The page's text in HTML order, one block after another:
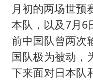
月初的两场世预
本队，以及7月6
前中国队曾两次
国队极为被动，
下来面对日本队